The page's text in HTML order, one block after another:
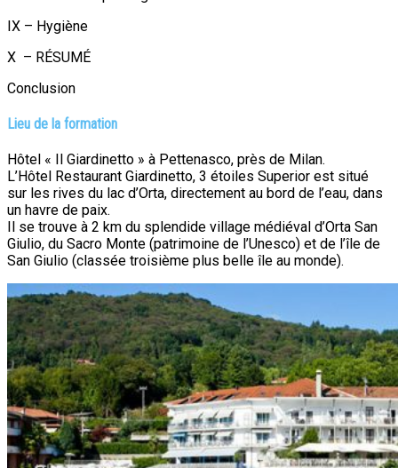
IX – Hygiène
X – RÉSUMÉ
Conclusion
Lieu de la formation
Hôtel « Il Giardinetto » à Pettenasco, près de Milan.
L’Hôtel Restaurant Giardinetto, 3 étoiles Superior est situé
sur les rives du lac d’Orta, directement au bord de l’eau, dans
un havre de paix.
Il se trouve à 2 km du splendide village médiéval d’Orta San
Giulio, du Sacro Monte (patrimoine de l’Unesco) et de l’île de
San Giulio (classée troisième plus belle île au monde).